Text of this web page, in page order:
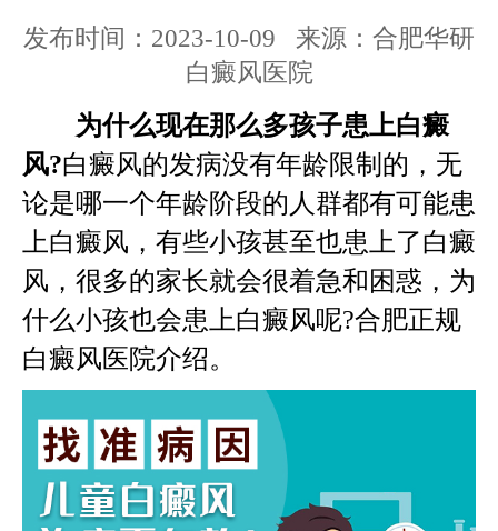
发布时间：2023-10-09 来源：合肥华研
白癜风医院
为什么现在那么多孩子患上白癜
风?白癜风的发病没有年龄限制的，无
论是哪一个年龄阶段的人群都有可能患
上白癜风，有些小孩甚至也患上了白癜
风，很多的家长就会很着急和困惑，为
什么小孩也会患上白癜风呢?合肥正规
白癜风医院介绍。